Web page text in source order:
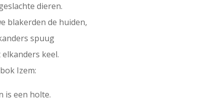
dieren.
blakerden de huiden,
spuug
keel.
Izem:
is een holte.